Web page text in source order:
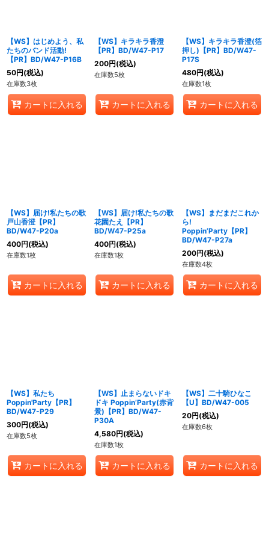
【WS】はじめよう、私
たちのバンド活動!
【PR】BD/W47-P16B
50円(税込)
在庫数3枚
カートに入れる
【WS】キラキラ香澄
【PR】BD/W47-P17
200円(税込)
在庫数5枚
カートに入れる
【WS】キラキラ香澄(箔
押し)【PR】BD/W47-
P17S
480円(税込)
在庫数1枚
カートに入れる
【WS】届け!私たちの歌
戸山香澄【PR】
BD/W47-P20a
400円(税込)
在庫数1枚
カートに入れる
【WS】届け!私たちの歌
花園たえ【PR】
BD/W47-P25a
400円(税込)
在庫数1枚
カートに入れる
【WS】まだまだこれか
ら!
Poppin’Party【PR】
BD/W47-P27a
200円(税込)
在庫数4枚
カートに入れる
【WS】私たち
Poppin'Party【PR】
BD/W47-P29
300円(税込)
在庫数5枚
カートに入れる
【WS】止まらないドキ
ドキ Poppin’Party(赤背
景)【PR】BD/W47-
P30A
4,580円(税込)
在庫数1枚
カートに入れる
【WS】二十騎ひなこ
【U】BD/W47-005
20円(税込)
在庫数6枚
カートに入れる